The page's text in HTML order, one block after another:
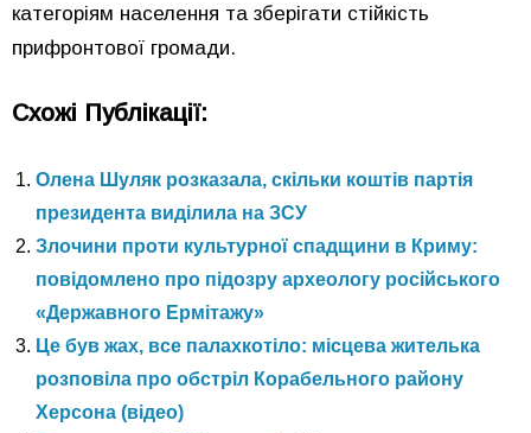
категоріям населення та зберігати стійкість
прифронтової громади.
Схожі Публікації:
Олена Шуляк розказала, скільки коштів партія
президента виділила на ЗСУ
Злочини проти культурної спадщини в Криму:
повідомлено про підозру археологу російського
«Державного Ермітажу»
Це був жах, все палахкотіло: місцева жителька
розповіла про обстріл Корабельного району
Херсона (відео)